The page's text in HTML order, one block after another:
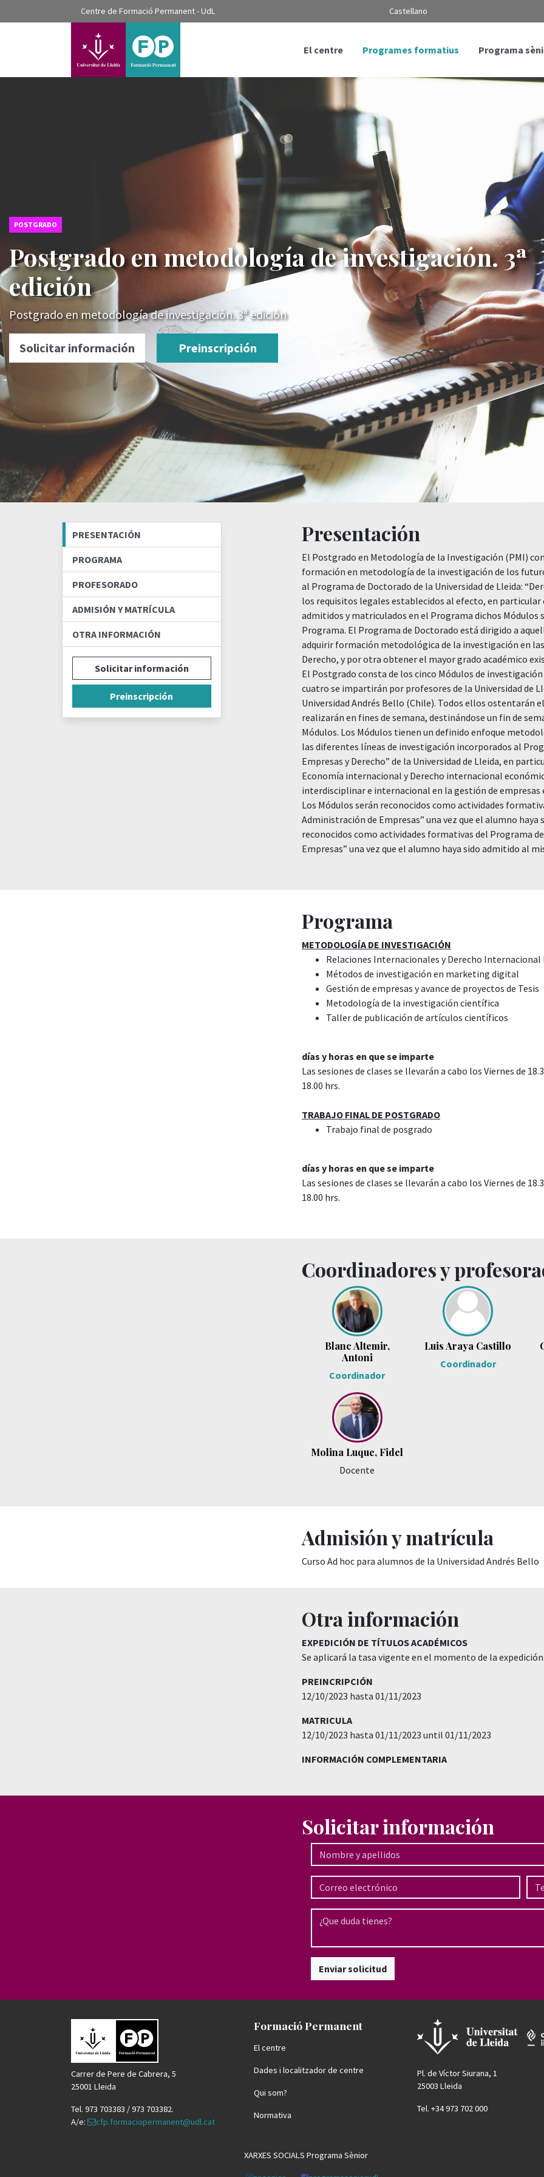
???label.access.jump.content???
???label.access.jump.header???
???label.access.jump.footer???
???label.access.jump.menu???
Centre de Formació Permanent - UdL Castellano
El centre Programes formatius Programa
POSTGRADO
Postgrado en metodología de investigación. 3ª
edición
Postgrado en metodología de investigación. 3ª edición
Solicitar información Preinscripción
PRESENTACIÓN
PROGRAMA
PROFESORADO
ADMISIÓN Y MATRÍCULA
OTRA INFORMACIÓN
Solicitar información
Preinscripción
Presentación
El Postgrado en Metodología de la Investigación (PMI)
formación en metodología de la investigación de los
al Programa de Doctorado de la Universidad de Lleida:
los requisitos legales establecidos al efecto, en particular
admitidos y matriculados en el Programa dichos
Programa. El Programa de Doctorado está dirigido a
adquirir formación metodológica de la investigación en
Derecho, y por otra obtener el mayor grado académico
El Postgrado consta de los cinco Módulos de
cuatro se impartirán por profesores de la Universidad de
Universidad Andrés Bello (Chile). Todos ellos ostentarán
realizarán en fines de semana, destinándose un fin de
Módulos. Los Módulos tienen un definido enfoque
las diferentes líneas de investigación incorporados al
Empresas y Derecho” de la Universidad de Lleida, en
Economía internacional y Derecho internacional
interdisciplinar e internacional en la gestión de
Los Módulos serán reconocidos como actividades
Administración de Empresas” una vez que el alumno
reconocidos como actividades formativas del Programa
Empresas” una vez que el alumno haya sido admitido al
Programa
METODOLOGÍA DE INVESTIGACIÓN
Relaciones Internacionales y Derecho Internacional
Métodos de investigación en marketing digital
Gestión de empresas y avance de proyectos de Tesis
Metodología de la investigación científica
Taller de publicación de artículos científicos
días y horas en que se imparte
Las sesiones de clases se llevarán a cabo los Viernes de
18.00 hrs.
TRABAJO FINAL DE POSTGRADO
Trabajo final de posgrado
días y horas en que se imparte
Las sesiones de clases se llevarán a cabo los Viernes de
18.00 hrs.
Coordinadores y
Blanc Altemir,
Antoni
Coordinador
Luis Araya Castillo
Coordinador
Molina Luque, Fidel
Docente
Admisión y matrícula
Curso Ad hoc para alumnos de la Universidad Andrés Bello
Otra información
EXPEDICIÓN DE TÍTULOS ACADÉMICOS
Se aplicará la tasa vigente en el momento de la
PREINCRIPCIÓN
12/10/2023 hasta 01/11/2023
MATRICULA
12/10/2023 hasta 01/11/2023 until 01/11/2023
INFORMACIÓN COMPLEMENTARIA
Solicitar información
Enviar solicitud
Carrer de Pere de Cabrera, 5
25001 Lleida
Tel. 973 703383 / 973 703382.
A/e:
cfp.formaciopermanent@udl.cat
Formació Permanent
El centre
Dades i localitzador de centre
Qui som?
Normativa
XARXES SOCIALS Programa Sènior
Pl. de Víctor Siurana, 1
25003 Lleida
Tel. +34 973 702 000